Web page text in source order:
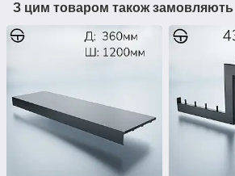
З цим товаром також замовляють